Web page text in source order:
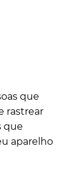
que
rastrear
que
aparelho